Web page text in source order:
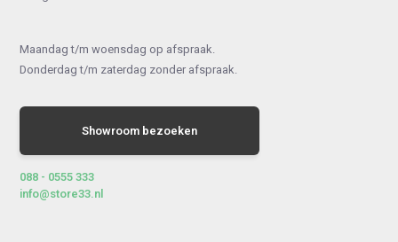
Maandag t/m woensdag op afspraak.
Donderdag t/m zaterdag zonder afspraak.
Showroom bezoeken
088 - 0555 333
info@store33.nl